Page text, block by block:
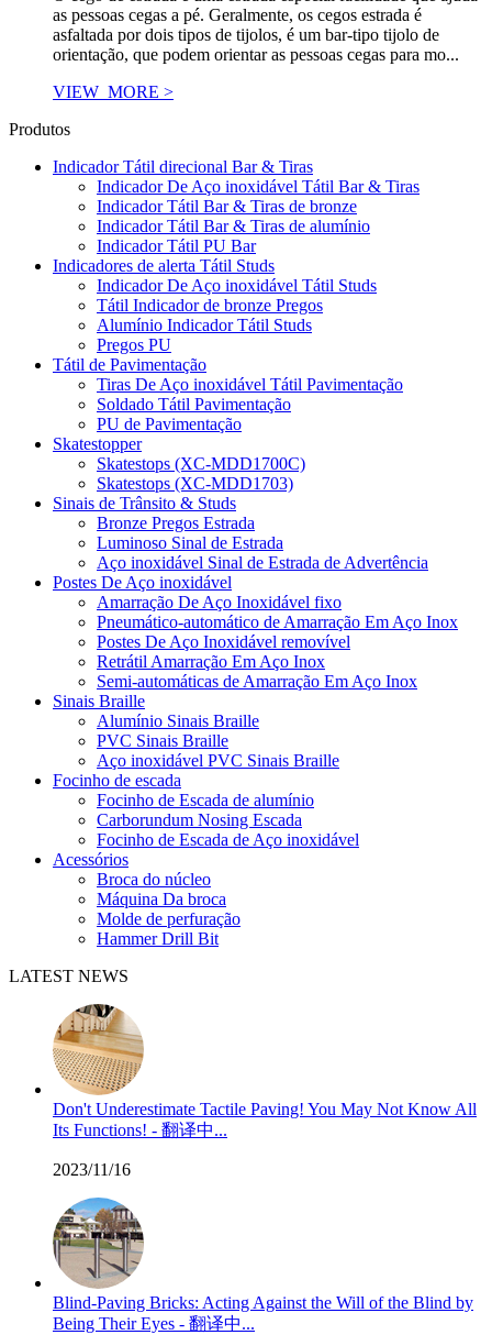
as pessoas cegas a pé. Geralmente, os cegos estrada é
asfaltada por dois tipos de tijolos, é um bar-tipo tijolo de
orientação, que podem orientar as pessoas cegas para mo...
VIEW_MORE >
Produtos
Indicador Tátil direcional Bar & Tiras
Indicador De Aço inoxidável Tátil Bar & Tiras
Indicador Tátil Bar & Tiras de bronze
Indicador Tátil Bar & Tiras de alumínio
Indicador Tátil PU Bar
Indicadores de alerta Tátil Studs
Indicador De Aço inoxidável Tátil Studs
Tátil Indicador de bronze Pregos
Alumínio Indicador Tátil Studs
Pregos PU
Tátil de Pavimentação
Tiras De Aço inoxidável Tátil Pavimentação
Soldado Tátil Pavimentação
PU de Pavimentação
Skatestopper
Skatestops (XC-MDD1700C)
Skatestops (XC-MDD1703)
Sinais de Trânsito & Studs
Bronze Pregos Estrada
Luminoso Sinal de Estrada
Aço inoxidável Sinal de Estrada de Advertência
Postes De Aço inoxidável
Amarração De Aço Inoxidável fixo
Pneumático-automático de Amarração Em Aço Inox
Postes De Aço Inoxidável removível
Retrátil Amarração Em Aço Inox
Semi-automáticas de Amarração Em Aço Inox
Sinais Braille
Alumínio Sinais Braille
PVC Sinais Braille
Aço inoxidável PVC Sinais Braille
Focinho de escada
Focinho de Escada de alumínio
Carborundum Nosing Escada
Focinho de Escada de Aço inoxidável
Acessórios
Broca do núcleo
Máquina Da broca
Molde de perfuração
Hammer Drill Bit
LATEST NEWS
Don't Underestimate Tactile Paving! You May Not Know All
Its Functions! - 翻译中...
2023/11/16
Blind-Paving Bricks: Acting Against the Will of the Blind by
Being Their Eyes - 翻译中...